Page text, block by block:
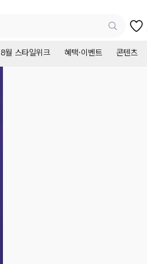
8월 스타일위크 혜택·이벤트 콘텐츠